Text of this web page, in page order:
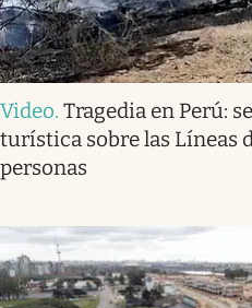
Video. Tragedia en Perú:
turística sobre las Líneas
personas